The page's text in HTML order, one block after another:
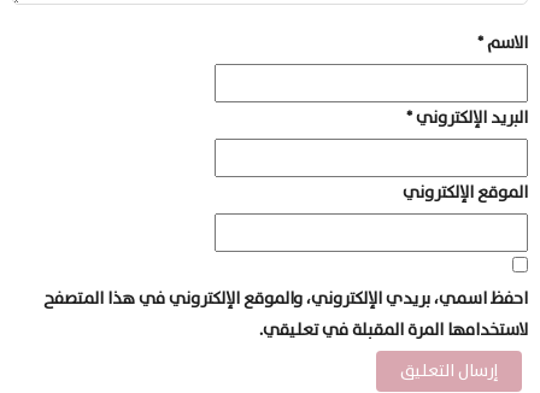
الاسم*
البريد الإلكتروني*
الموقع الإلكتروني
احفظ اسمي، بريدي الإلكتروني، والموقع الإلكتروني في هذا المتصفح
لاستخدامها المرة المقبلة في تعليقي.